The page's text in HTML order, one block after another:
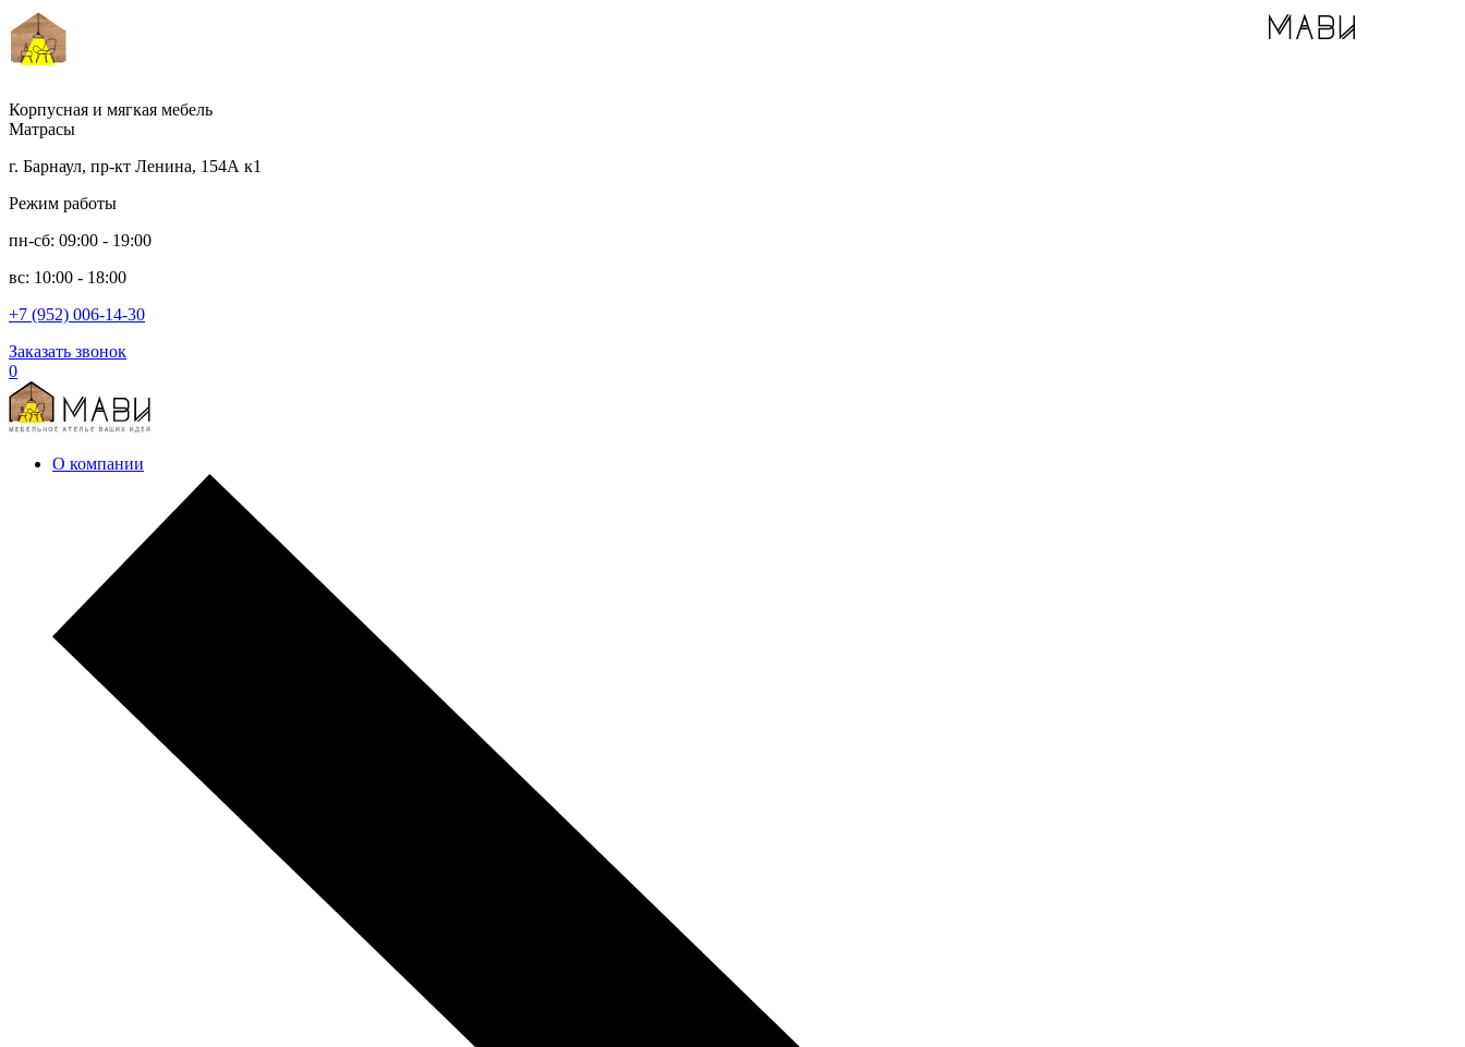
Корпусная и мягкая мебель
Матрасы
г. Барнаул, пр-кт Ленина, 154А к1
Режим работы
пн-сб: 09:00 - 19:00
вс: 10:00 - 18:00
+7 (952) 006-14-30
Заказать звонок
0
О компании